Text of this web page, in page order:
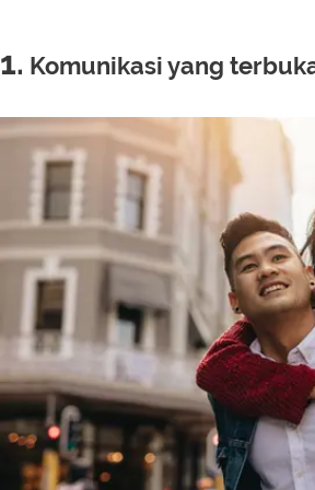
1. Komunikasi yang